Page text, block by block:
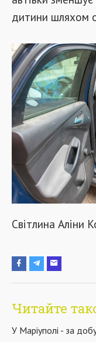
дитини шляхом
Світлина Аліни
Читайте
У Маріуполі - за